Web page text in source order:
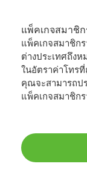
แพ็คเกจสมาชิก
แพ็คเกจสมาชิก
ต่างประเทศถึง
ในอัตราค่าโทร
คุณจะสามารถป
แพ็คเกจสมาชิก